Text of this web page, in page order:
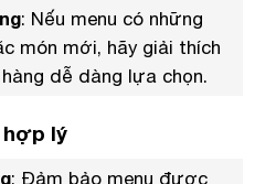
: Nếu menu có những
món mới, hãy giải thích
dễ dàng lựa chọn.
hợp lý
: Đảm bảo menu được